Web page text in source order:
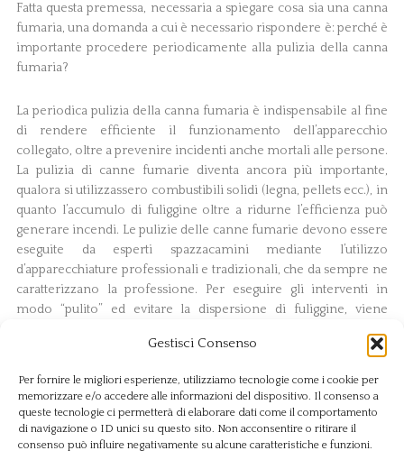
Gestisci Consenso
Per fornire le migliori esperienze, utilizziamo tecnologie come i cookie per
memorizzare e/o accedere alle informazioni del dispositivo. Il consenso a
queste tecnologie ci permetterà di elaborare dati come il comportamento
di navigazione o ID unici su questo sito. Non acconsentire o ritirare il
consenso può influire negativamente su alcune caratteristiche e funzioni.
Fatta questa premessa, necessaria a spiegare cosa sia una canna
fumaria, una domanda a cui è necessario rispondere è: perché è
importante procedere periodicamente alla pulizia della canna
fumaria?
La periodica pulizia della canna fumaria è indispensabile al fine
di rendere efficiente il funzionamento dell’apparecchio
collegato, oltre a prevenire incidenti anche mortali alle persone.
La pulizia di canne fumarie diventa ancora più importante,
qualora si utilizzassero combustibili solidi (legna, pellets ecc.), in
quanto l’accumulo di fuliggine oltre a ridurne l’efficienza può
generare incendi. Le pulizie delle canne fumarie devono essere
eseguite da esperti spazzacamini mediante l’utilizzo
d’apparecchiature professionali e tradizionali, che da sempre ne
caratterizzano la professione. Per eseguire gli interventi in
modo “pulito” ed evitare la dispersione di fuliggine, viene
dell’abitazione/locale pubblico. Successivamente, un operatore
l’utilizzo d’aste flessibili componibili, con scovoli montati
all’estremità.
La fuliggine che si deposita alla base della canna fumaria viene